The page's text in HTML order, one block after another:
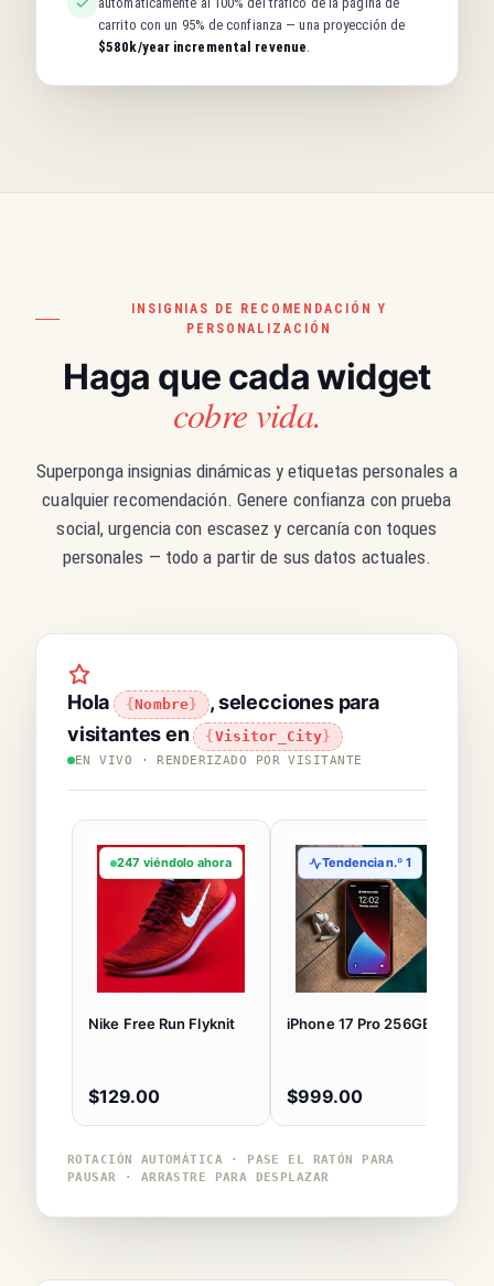
carrito con un 95% de confianza — una proyección de
$580k/year incremental revenue.
INSIGNIAS DE RECOMENDACIÓN Y
PERSONALIZACIÓN
Haga que cada widget
cobre vida.
Superponga insignias dinámicas y etiquetas personales a
cualquier recomendación. Genere confianza con prueba
social, urgencia con escasez y cercanía con toques
personales — todo a partir de sus datos actuales.
Hola Nombre
, selecciones para
visitantes en
Visitor_City
EN VIVO · RENDERIZADO POR VISITANTE
247 viéndolo ahora
Nike Free Run Flyknit
$129.00
Tendencia n.º 1
iPhone 17 Pro 256GB
$999.00
ROTACIÓN AUTOMÁTICA · PASE EL RATÓN PARA
PAUSAR · ARRASTRE PARA DESPLAZAR